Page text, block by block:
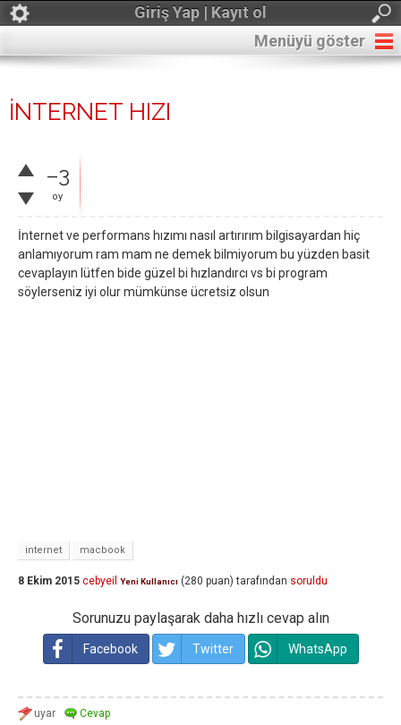
Giriş Yap | Kayıt ol
Menüyü göster
İNTERNET HIZI
–3
oy
İnternet ve performans hızımı nasıl artırırım bilgisayardan hiç
anlamıyorum ram mam ne demek bilmiyorum bu yüzden basit
cevaplayın lütfen bide güzel bi hızlandırcı vs bi program
söylerseniz iyi olur mümkünse ücretsiz olsun
internet macbook
8 Ekim 2015 cebyeil Yeni Kullanıcı (280 puan) tarafından soruldu
Sorunuzu paylaşarak daha hızlı cevap alın
Facebook Twitter WhatsApp